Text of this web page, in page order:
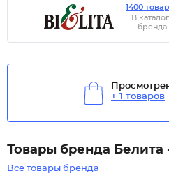
1400
В
бренда
+ 1 товаров
Товары бренда Белита
Все товары бренда